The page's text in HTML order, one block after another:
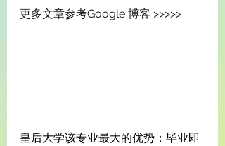
更多文章参考Google 博客 >>>>>
皇后大学该专业最大的优势：毕业即